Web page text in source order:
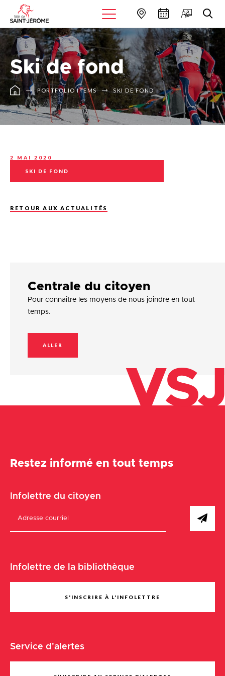
Ski de fond
PORTFOLIO ITEMS SKI DE FOND
2 MAI 2020
SKI DE FOND
RETOUR AUX ACTUALITÉS
Centrale du citoyen
Pour connaître les moyens de nous joindre en tout
temps.
ALLER
VSJ
Restez informé en tout temps
Infolettre du citoyen
Infolettre de la bibliothèque
S'INSCRIRE À L'INFOLETTRE
Service d'alertes